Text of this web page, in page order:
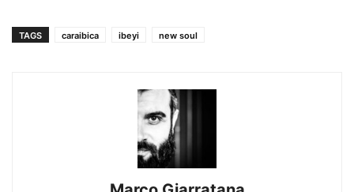
TAGS caraibica ibeyi new soul